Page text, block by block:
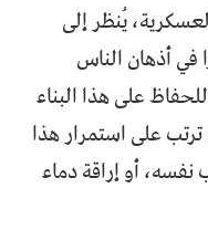
يُنظر إلى
أذهان الناس
على هذا البناء
على استمرار هذا
أو إراقة دماء